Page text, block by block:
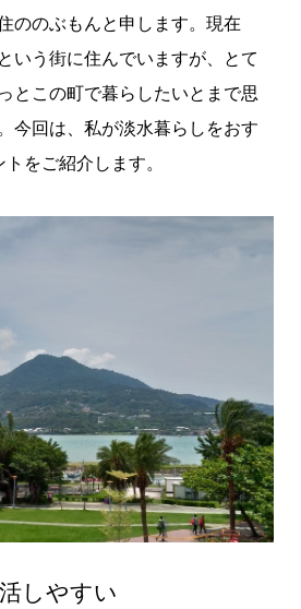
ののぶもんと申します。現在
という街に住んでいますが、とて
とこの町で暮らしたいとまで思
今回は、私が淡水暮らしをおす
をご紹介します。
しやすい